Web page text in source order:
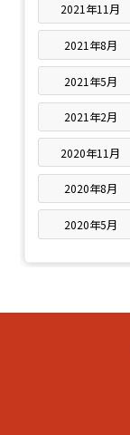
2021年11月
2021年8月
2021年5月
2021年2月
2020年11月
2020年8月
2020年5月